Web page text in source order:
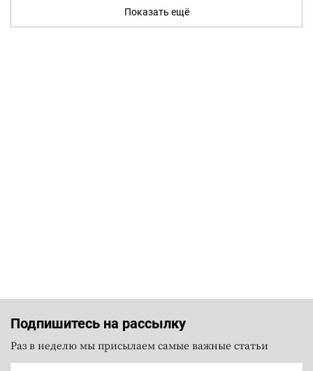
Показать ещё
Подпишитесь на рассылку
Раз в неделю мы присылаем самые важные статьи